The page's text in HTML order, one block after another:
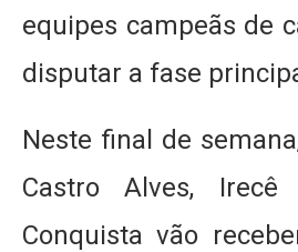
equipes campeãs de
disputar a fase
Neste final de
Castro Alves,
Conquista vão